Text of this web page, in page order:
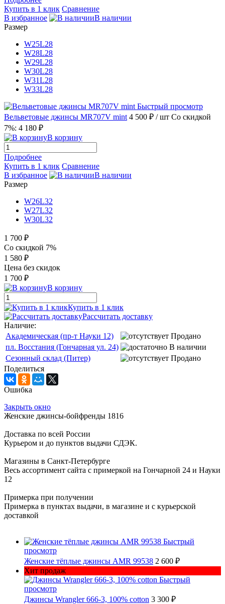
Купить в 1 клик Сравнение
В избранное
В наличии
Размер
W25L28
W28L28
W29L28
W30L28
W31L28
W33L28
Быстрый просмотр
Вельветовые джинсы MR707V mint 4 500 ₽ / шт Со скидкой
7%: 4 180 ₽
В корзину
Подробнее
Купить в 1 клик Сравнение
В избранное
В наличии
Размер
W26L32
W27L32
W30L32
1 700 ₽
Со скидкой 7%
1 580 ₽
Цена без скидок
1 700 ₽
В корзину
Купить в 1 клик
Рассчитать доставку
Наличие:
Академическая (пр-т Науки 12)
Продано
пл. Восстания (Гончарная ул. 24)
В наличии
Сезонный склад (Питер)
Продано
Поделиться
Ошибка
Закрыть окно
Женские джинсы-бойфренды 1816
Доставка по всей России
Курьером и до пунктов выдачи СДЭК.
Магазины в Санкт-Петербурге
Весь ассортимент сайта с примеркой на Гончарной 24 и Науки
12
Примерка при получении
Примерка в пунктах выдачи, в магазине и с курьерской
доставкой
Быстрый
просмотр
Женские тёплые джинсы AMR 99538 2 600 ₽
Хит продаж
Быстрый
просмотр
Джинсы Wrangler 666-3, 100% cotton 3 300 ₽